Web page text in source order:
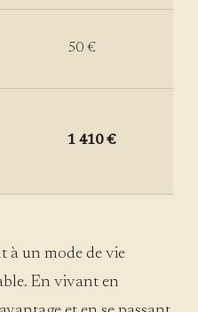
50 €
1 410 €
à un mode de vie
En vivant en